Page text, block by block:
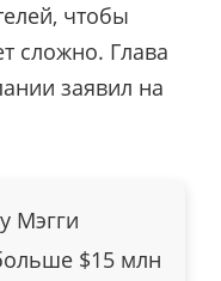
чтобы
сложно. Глава
заявил на
Мэгги
$15 млн